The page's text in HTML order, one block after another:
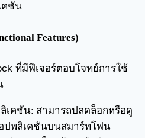
คชัน
Features)
ที่มีฟีเจอร์ตอบโจทย์การใช้
เคชัน: สามารถปลดล็อกหรือดู
ปพลิเคชันบนสมาร์ทโฟน